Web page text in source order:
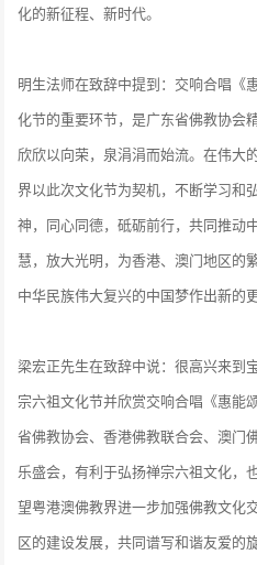
化的新征程、新时代。
明生法师在致辞中提到：交响合唱《
化节的重要环节，是广东省佛教协会
欣欣以向荣，泉涓涓而始流。在伟大
界以此次文化节为契机，不断学习和
神，同心同德，砥砺前行，共同推动
慧，放大光明，为香港、澳门地区的
中华民族伟大复兴的中国梦作出新的
梁宏正先生在致辞中说：很高兴来到
宗六祖文化节并欣赏交响合唱《惠能
省佛教协会、香港佛教联合会、澳门
乐盛会，有利于弘扬禅宗六祖文化，
望粤港澳佛教界进一步加强佛教文化
区的建设发展，共同谱写和谐友爱的旋